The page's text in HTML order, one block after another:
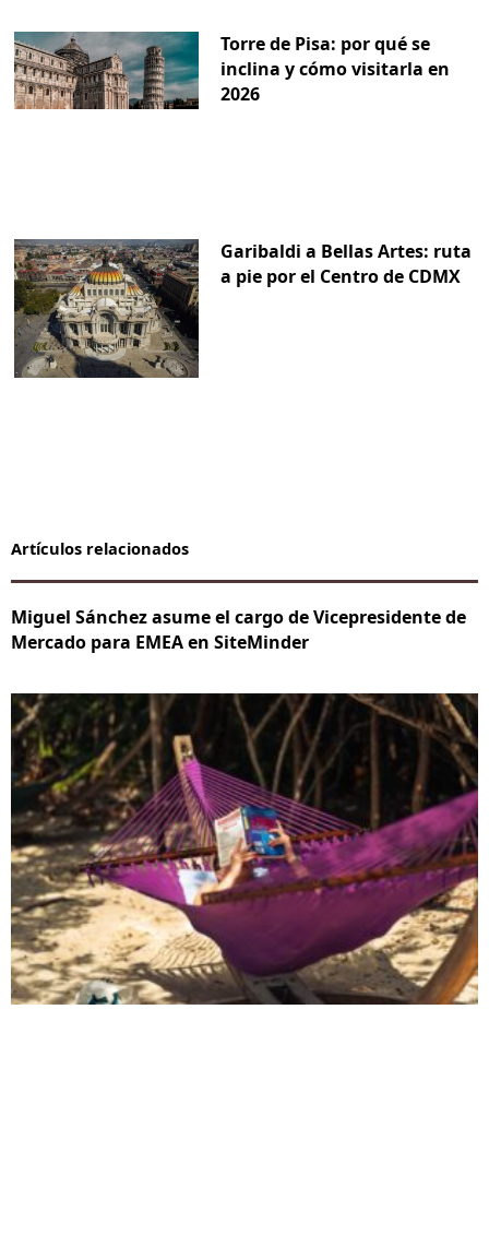
Torre de Pisa: por qué se
inclina y cómo visitarla en
2026
Garibaldi a Bellas Artes: ruta
a pie por el Centro de CDMX
Artículos relacionados
Miguel Sánchez asume el cargo de Vicepresidente de
Mercado para EMEA en SiteMinder